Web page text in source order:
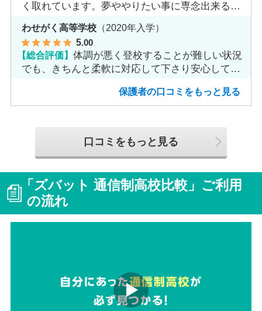
く取れています。夢ややりたい事に専念出来る点
で良いと思います。
わせがく高等学校 （2020年入学）
5.00
【総合評価】体調が悪く登校することが難しい状況
でも、きちんと柔軟に対応して下さり安心して進
保護者の口コミをもっと見る
口コミをもっと見る
「ズバット 通信制高校比較」ご利用
の流れ